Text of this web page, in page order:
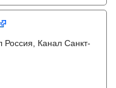
Россия, Канал Санкт-